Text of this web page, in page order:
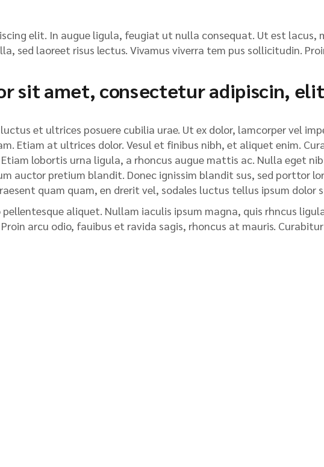
elit. In augue ligula, feugiat ut nulla consequat. Ut est lacus,
sed laoreet risus lectus. Vivamus viverra tem pus sollicitudin.
sit amet, consectetur adipiscin,
et ultrices posuere cubilia urae. Ut ex dolor, lamcorper vel
Etiam at ultrices dolor. Vesul et finibus nibh, et aliquet enim.
lobortis urna ligula, a rhoncus augue mattis ac. Nulla eget
auctor pretium blandit. Donec ignissim blandit sus, sed porttor
quam quam, en drerit vel, sodales luctus tellus ipsum dolor
aliquet. Nullam iaculis ipsum magna, quis rhncus
arcu odio, fauibus et ravida sagis, rhoncus at mauris.